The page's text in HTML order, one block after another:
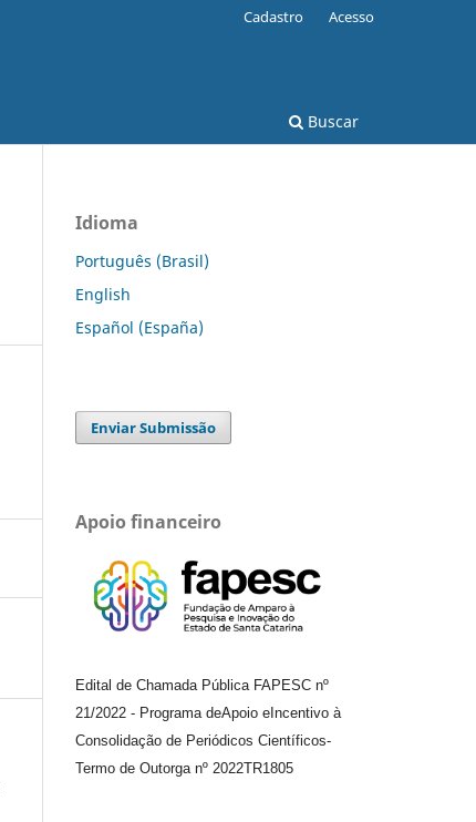
Buscar
Cadastro Acesso
Idioma
Português (Brasil)
English
Español (España)
Enviar Submissão
Apoio financeiro
Edital de Chamada Pública FAPESC nº
21/2022 - Programa deApoio e Incentivo à
Consolidação de Periódicos Científicos-
Termo de Outorga nº 2022TR1805